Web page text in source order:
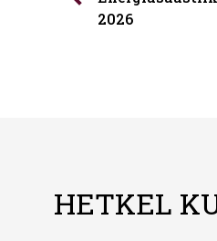
2026
HETKEL